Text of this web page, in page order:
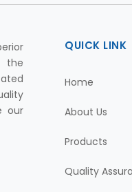
the
our
QUICK LINK
Home
About Us
Products
Quality